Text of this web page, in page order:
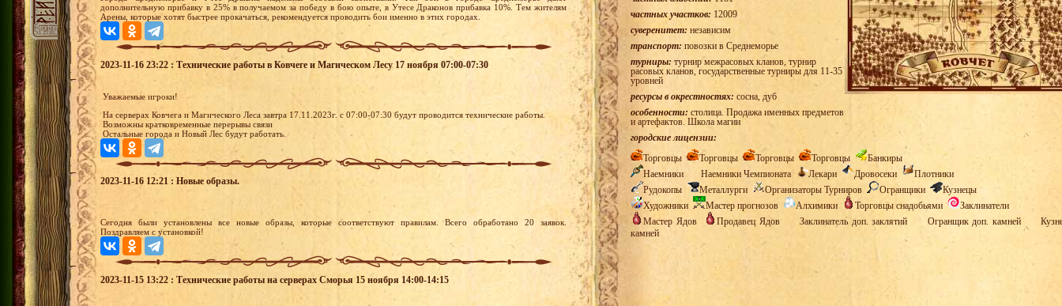
дополнительную прибавку в 25% в получаемом за победу в бою опыте, в Утесе Драконов прибавка 10%. Тем жителям
Арены, которые хотят быстрее прокачаться, рекомендуется проводить бои именно в этих городах.
2023-11-16 23:22 : Технические работы в Ковчеге и Магическом Лесу 17 ноября 07:00-07:30
Уважаемые игроки!
На серверах Ковчега и Магического Леса завтра 17.11.2023г. с 07:00-07:30 будут проводится технические работы.
Возможны кратковременные перерывы связи
Остальные города и Новый Лес будут работать.
2023-11-16 12:21 : Новые образы.
Сегодня были установлены все новые образы, которые соответствуют правилам. Всего обработано 20 заявок.
Поздравляем с установкой!
2023-11-15 13:22 : Технические работы на серверах Сморья 15 ноября 14:00-14:15
частных участков: 12009
суверенитет: независим
транспорт: повозки в Среднеморье
турниры: турнир межрасовых кланов, турнир
расовых кланов, государственные турниры для 11-35
уровней
ресурсы в окрестностях: сосна, дуб
особенности: столица. Продажа именных предметов
и артефактов. Школа магии
городские лицензии:
Торговцы
Торговцы Торговцы Торговцы
Банкиры
Наемники
Наемники Чемпионата Лекари Дровосеки
Плотники
Рудокопы
Металлурги Организаторы Турниров Огранщики
Кузнецы
Художники
Мастер прогнозов Алхимики Торговцы снадобьями
Заклинатели
Мастер Ядов
Продавец Ядов Заклинатель доп. заклятий Огранщик доп. камней
камней